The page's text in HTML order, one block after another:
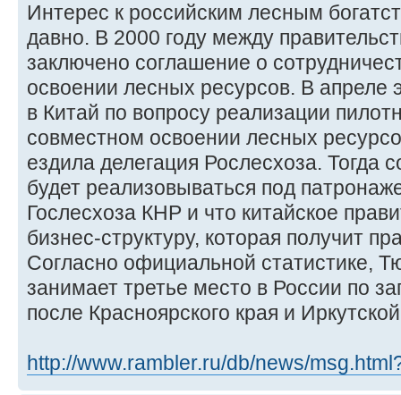
Интерес к российским лесным
давно. В 2000 году между
заключено соглашение о
освоении лесных ресурсов. В апреле
в Китай по вопросу реализации
совместном освоении лесных
ездила делегация Рослесхоза. Тогда
будет реализовываться под
Гослесхоза КНР и что китайское
бизнес-структуру, которая получит
Согласно официальной статистике,
занимает третье место в России по
после Красноярского края и
http://www.rambler.ru/db/news/